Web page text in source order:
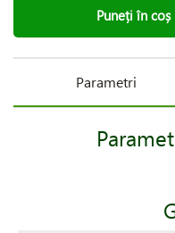
Puneți în coș
Parametri